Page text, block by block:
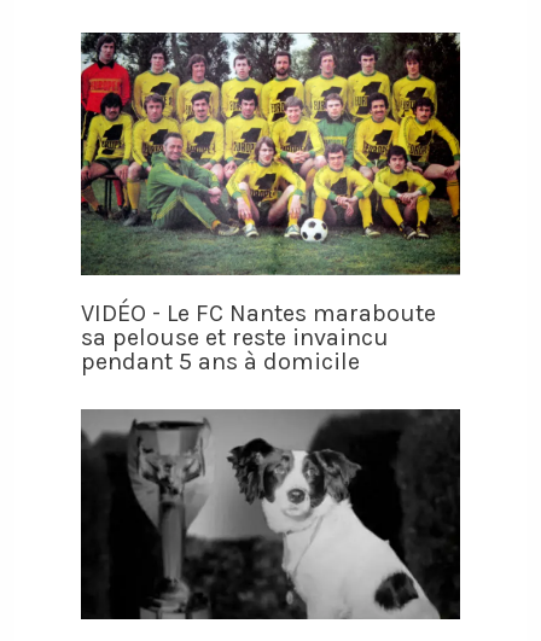
VIDÉO - Le FC Nantes maraboute
sa pelouse et reste invaincu
pendant 5 ans à domicile